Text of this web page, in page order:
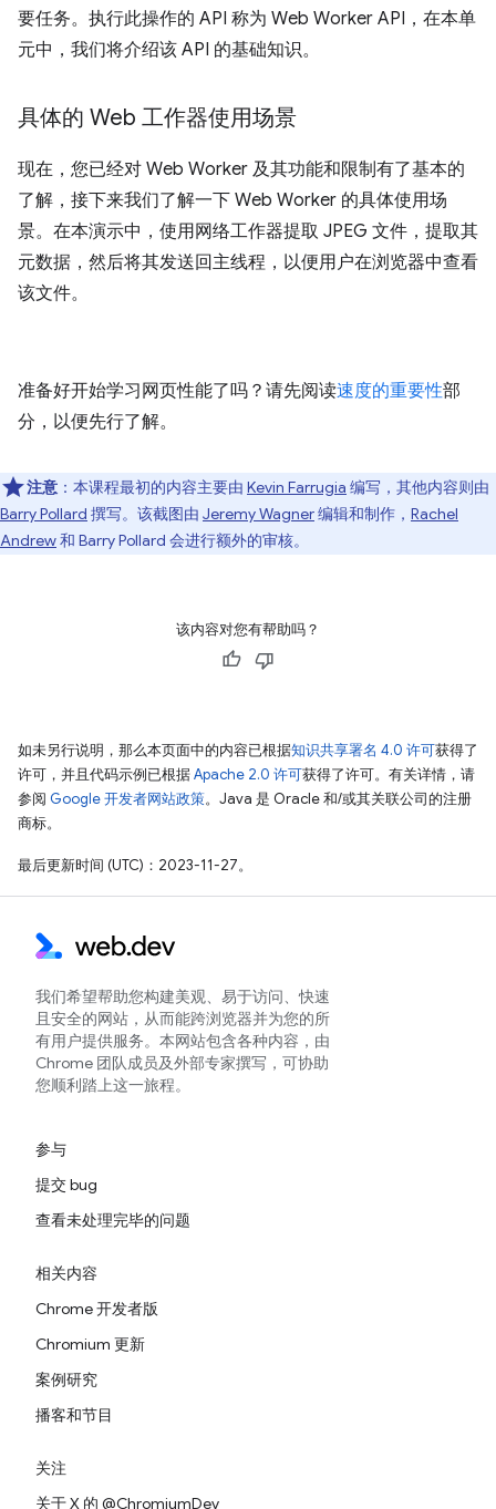
要任务。执行此操作的 API 称为 Web Worker API，在本单
元中，我们将介绍该 API 的基础知识。
具体的 Web 工作器使用场景
现在，您已经对 Web Worker 及其功能和限制有了基本的
了解，接下来我们了解一下 Web Worker 的具体使用场
景。在本演示中，使用网络工作器提取 JPEG 文件，提取其
元数据，然后将其发送回主线程，以便用户在浏览器中查看
该文件。
准备好开始学习网页性能了吗？请先阅读速度的重要性部
分，以便先行了解。
注意 ：本课程最初的内容主要由 Kevin Farrugia 编写，其他内容则由
Barry Pollard 撰写。该截图由 Jeremy Wagner编辑和制作， Rachel
Andrew和 Barry Pollard 会进行额外的审核。
该内容对您有帮助吗？
如未另行说明，那么本页面中的内容已根据知识共享署名 4.0 许可获得了
许可，并且代码示例已根据Apache 2.0 许可获得了许可。有关详情，请
参阅 Google 开发者网站政策。Java 是 Oracle 和/或其关联公司的注册
商标。
最后更新时间 (UTC)：2023-11-27。
我们希望帮助您构建美观、易于访问、快速
且安全的网站，从而能跨浏览器并为您的所
有用户提供服务。本网站包含各种内容，由
Chrome 团队成员及外部专家撰写，可协助
您顺利踏上这一旅程。
参与
提交 bug
查看未处理完毕的问题
相关内容
Chrome 开发者版
Chromium 更新
案例研究
播客和节目
关注
关于 X 的 @ChromiumDev